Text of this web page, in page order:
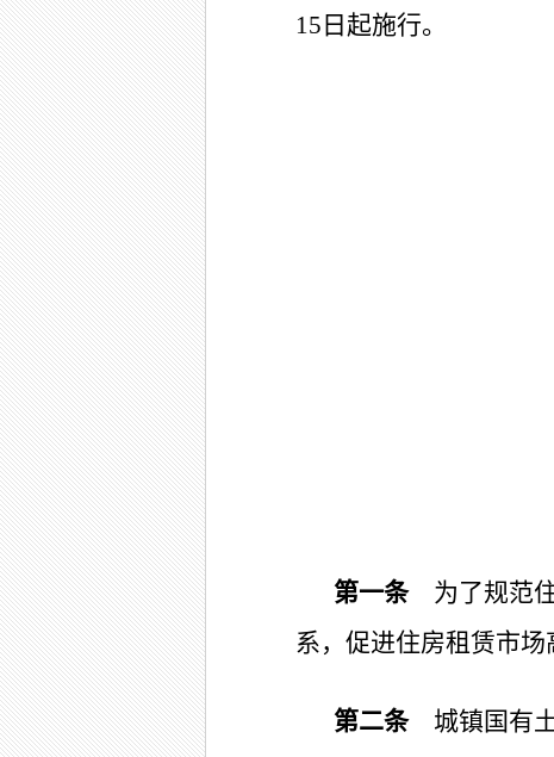
15日起施行。
第一条为了规范住
系，促进住房租赁市
第二条城镇国有土